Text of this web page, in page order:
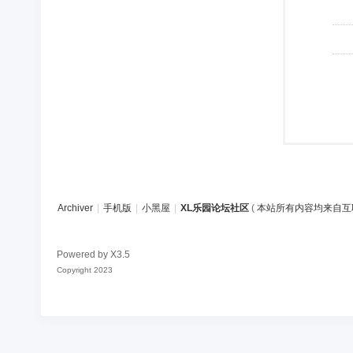
Archiver 手机版 小黑屋 XL乐园论坛社区 ( 本站所有内容均来自
Powered by X3.5
Copyright 2023